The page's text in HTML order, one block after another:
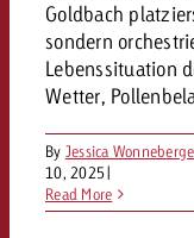
Goldbach
sondern
Lebenssituation
Wetter,
By Jessica
10, 2025|
Read More